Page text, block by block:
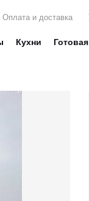
Оплата и доставка
Кухни